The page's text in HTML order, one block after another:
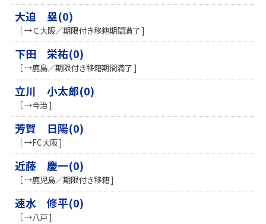
大迫 塁(0)
［ →Ｃ大阪／期限付き移籍期間満了 ]
下田 栄祐(0)
［ →鹿島／期限付き移籍期間満了 ]
立川 小太郎(0)
［ →今治 ]
芳賀 日陽(0)
［ →FC大阪 ]
近藤 慶一(0)
［ →鹿児島／期限付き移籍 ]
速水 修平(0)
［ →八戸 ]